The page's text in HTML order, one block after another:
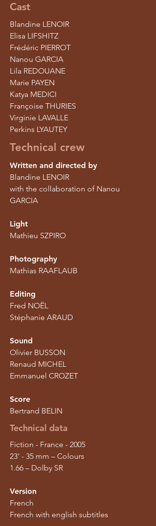
Cast
Blandine LENOIR
Elisa LIFSHITZ
Frédéric PIERROT
Nanou GARCIA
Lila REDOUANE
Marie PAYEN
Katya MEDICI
Françoise THURIES
Virginie LAVALLE
Perkins LYAUTEY
Technical crew
Written and directed by
Blandine LENOIR
with the collaboration of Nanou
GARCIA
Light
Mathieu SZPIRO
Photography
Mathias RAAFLAUB
Editing
Fred NOËL
Stéphanie ARAUD
Sound
Olivier BUSSON
Renaud MICHEL
Emmanuel CROZET
Score
Bertrand BELIN
Technical data
Fiction - France - 2005
23' - 35 mm – Colours
1.66 – Dolby SR
Version
French
French with english subtitles